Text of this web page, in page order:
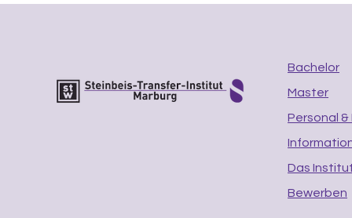
Bachelor
Master
Personal
Das
Bewerben